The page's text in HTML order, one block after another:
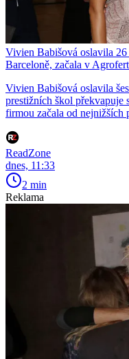
Vivien Babišová oslavila
Barceloně, začala v
Vivien Babišová oslavila
prestižních škol překvapuje
firmou začala od nejnižších
ReadZone
dnes, 11:33
2 min
Reklama